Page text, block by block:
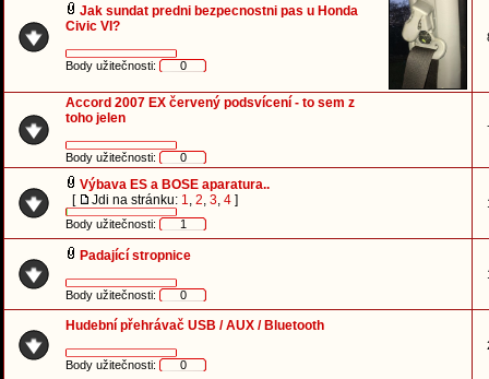
Jak sundat predni bezpecnostni pas u Honda
Civic VI?
Body užitečnosti: 0
Accord 2007 EX červený podsvícení - to sem z
toho jelen
Body užitečnosti: 0
Výbava ES a BOSE aparatura..
[
Jdi na stránku: 1, 2, 3, 4 ]
Body užitečnosti: 1
Padající stropnice
Body užitečnosti: 0
Hudební přehrávač USB / AUX / Bluetooth
Body užitečnosti: 0